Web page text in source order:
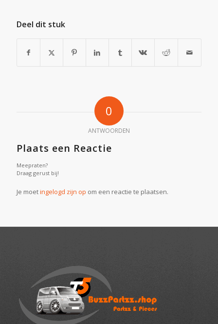
Deel dit stuk
0
ANTWOORDEN
Plaats een Reactie
Meepraten?
Draag gerust bij!
Je moetingelogd zijn op om een reactie te plaatsen.